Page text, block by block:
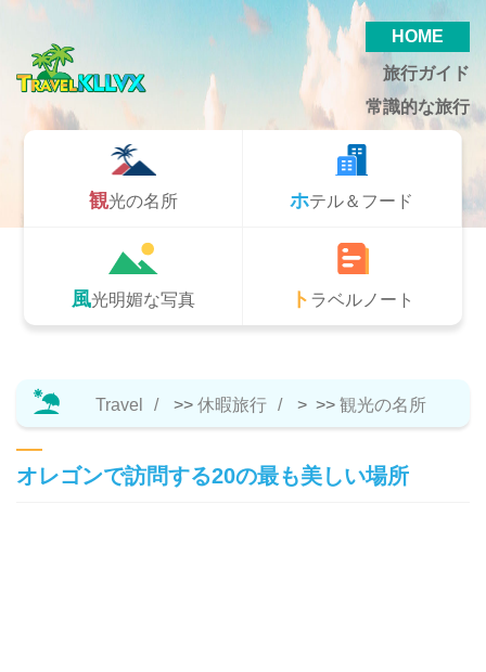
HOME
旅行ガイド
常識的な旅行
観光の名所 ホテル＆フード
風光明媚な写真 トラベルノート
Travel >> 休暇旅行 > >> 観光の名所
オレゴンで訪問する20の最も美しい場所